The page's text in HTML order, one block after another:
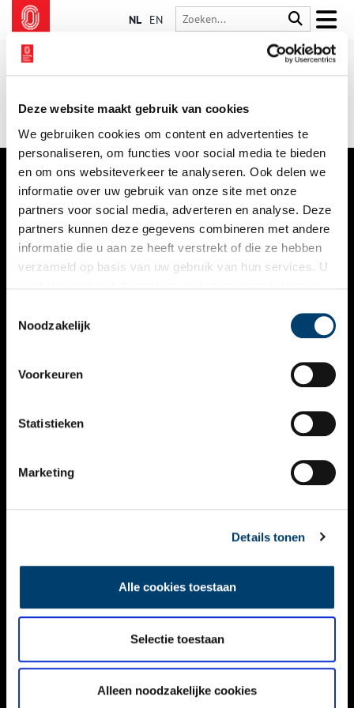
Deze website maakt gebruik van cookies
We gebruiken cookies om content en advertenties te
personaliseren, om functies voor social media te bieden
en om ons websiteverkeer te analyseren. Ook delen we
informatie over uw gebruik van onze site met onze
partners voor social media, adverteren en analyse. Deze
partners kunnen deze gegevens combineren met andere
informatie die u aan ze heeft verstrekt of die ze hebben
verzameld op basis van uw gebruik van hun services. U
Noodzakelijk
Voorkeuren
Statistieken
Marketing
Details tonen
Alle cookies toestaan
Selectie toestaan
Alleen noodzakelijke cookies
NL EN
VERHALEN
NIEUWS
KALENDER
ACTIVITEITEN
NIEUWSBRIEF
DISCLAIMER
TOEGANKELIJKHEID
Volg ONH op social media